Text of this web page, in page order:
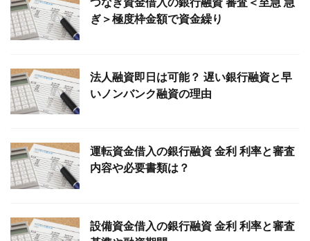
ぎ＞極度枠金額で資金繰り
法人融資即日は可能？ 遅い銀行融資と早
いノンバンク融資の理由
運転資金借入の銀行融資 金利 利率と審査
内容や必要書類は？
設備資金借入の銀行融資 金利 利率と審査